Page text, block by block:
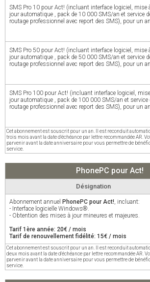
SMS Pro 10 pour Act! (incluant interface logiciel, mise
jour automatique , pack de 10 000 SMS/an et service
routage professionnel avec report des SMS), pour un
SMS Pro 50 pour Act! (incluant interface logiciel, mise
jour automatique , pack de 50 000 SMS/an et service
routage professionnel avec report des SMS), pour un
SMS Pro 100 pour Act! (incluant interface logiciel,
jour automatique , pack de 100 000 SMS/an et service
routage professionnel avec report des SMS), pour un
Cet abonnement est souscrit pour un an. Il est reconduit
trois mois avant la date d'échéance par lettre recommandée AR.
parvenir avant la date anniversaire pour vous permettre de
service.
PhonePC pour Act!
Désignation
Abonnement annuel PhonePC pour Act!, incluant:
- Interface logicielle Windows®.
- Obtention des mises à jour mineures et majeures.
Tarif 1ère année: 20€ / mois
Tarif de renouvellement fidélité: 15€ / mois
Cet abonnement est souscrit pour un an. Il est reconduit
deux mois avant la date d'échéance par lettre recommandée AR.
parvenir avant la date anniversaire pour vous permettre de
service.